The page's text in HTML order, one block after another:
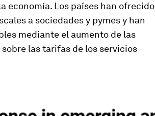
economía. Los países han ofrecido
a sociedades y pymes y han
mediante el aumento de las
las tarifas de los servicios